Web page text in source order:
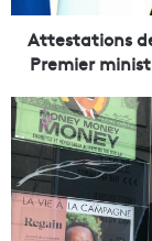
i
d
e
d
é
p
Attestations
Premier
G
o
u
r
d
e